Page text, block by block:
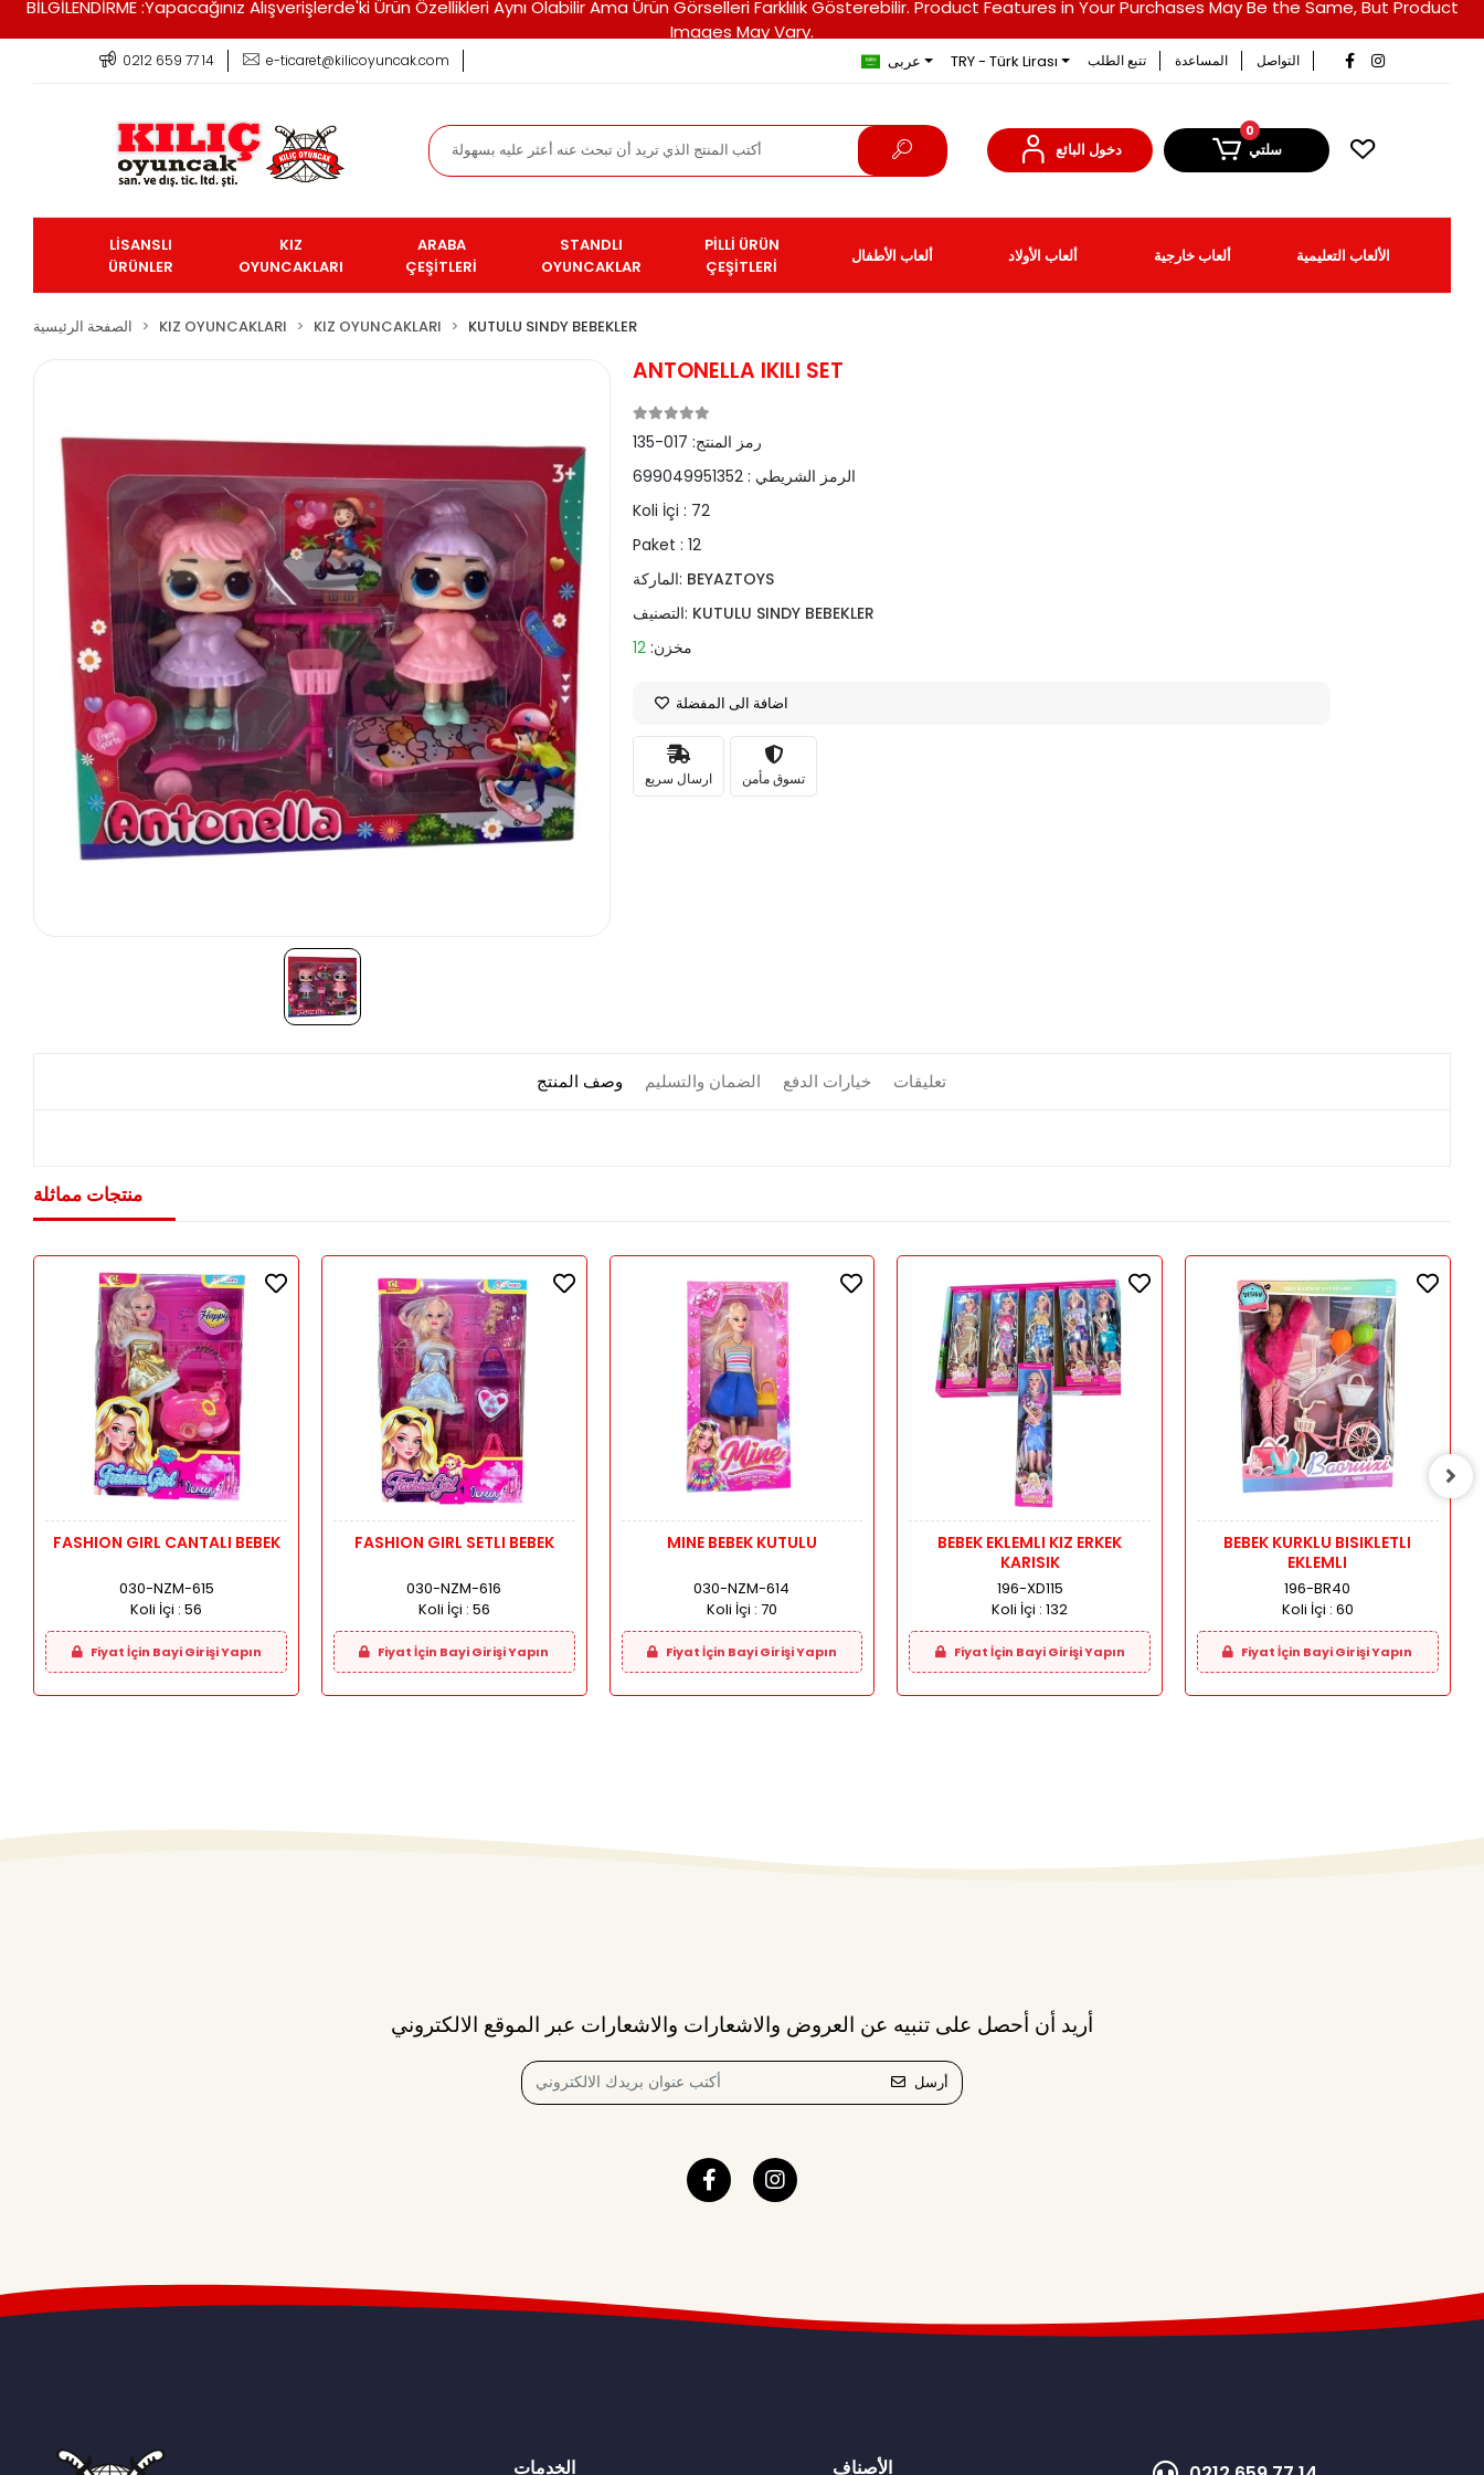
BİLGİLENDİRME :Yapacağınız Alışverişlerde'ki Ürün Özellikleri Aynı Olabilir Ama Ürün Görselleri Farklılık Gösterebilir. Product Features in Your Purchases May Be the Same, But Product
Images May Vary.
0212 659 77 14 e-ticaret@kilicoyuncak.com عربى TRY - Türk Lirası تتبع الطلب المساعدة التواصل
دخول البائع
0
سلتي
LİSANSLI
ÜRÜNLER
KIZ
OYUNCAKLARI
ARABA
ÇEŞİTLERİ
STANDLI
OYUNCAKLAR
PİLLİ ÜRÜN
ÇEŞİTLERİ
ألعاب الأطفال ألعاب الأولاد ألعاب خارجية الألعاب التعليمية
الصفحة الرئيسية KIZ OYUNCAKLARI KIZ OYUNCAKLARI KUTULU SINDY BEBEKLER
ANTONELLA IKILI SET
رمز المنتج: 017-135
الرمز الشريطي : 699049951352
Koli İçi : 72
Paket :12
الماركة: BEYAZTOYS
التصنيف: KUTULU SINDY BEBEKLER
مخزن: 12
اضافة الى المفضلة
ارسال سريع تسوق مأمن
وصف المنتج الضمان والتسليم خيارات الدفع تعليقات
منتجات مماثلة
FASHION GIRL CANTALI BEBEK
030-NZM-615
Koli İçi :56
Fiyat İçin Bayi Girişi Yapın
FASHION GIRL SETLI BEBEK
030-NZM-616
Koli İçi : 56
Fiyat İçin Bayi Girişi Yapın
MINE BEBEK KUTULU
030-NZM-614
Koli İçi : 70
Fiyat İçin Bayi Girişi Yapın
BEBEK EKLEMLI KIZ ERKEK
KARISIK
196-XD115
Koli İçi :132
Fiyat İçin Bayi Girişi Yapın
BEBEK KURKLU BISIKLETLI
EKLEMLI
196-BR40
Koli İçi : 60
Fiyat İçin Bayi Girişi Yapın
أريد أن أحصل على تنبيه عن العروض والاشعارات والاشعارات عبر الموقع الالكتروني
أرسل
الخدمات الأصناف